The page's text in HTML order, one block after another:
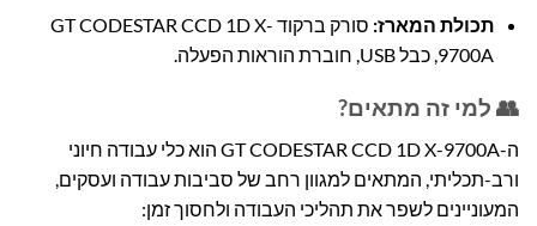
תכולת המארז:
סורק ברקוד GT CODESTAR CCD 1D X-
9700A, כבל USB, חוברת הוראות הפעלה.
👥 למי זה מתאים?
ה-GT CODESTAR CCD 1D X-9700A הוא כלי עבודה חיוני
ורב-תכליתי, המתאים למגוון רחב של סביבות עבודה ועסקים,
המעוניינים לשפר את תהליכי העבודה ולחסוך זמן: